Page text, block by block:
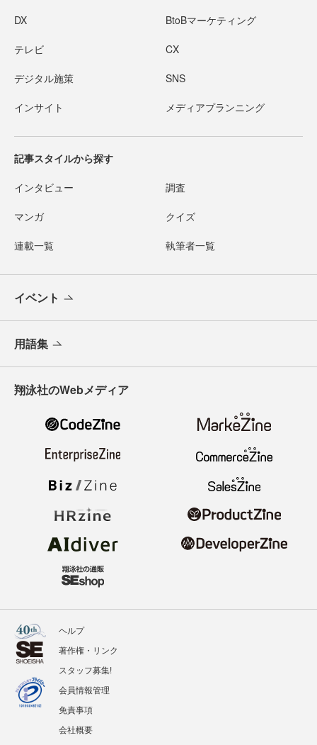
DX BtoBマーケティング
テレビ CX
デジタル施策 SNS
インサイト メディアプランニング
記事スタイルから探す
インタビュー 調査
マンガ クイズ
連載一覧 執筆者一覧
イベント
用語集
翔泳社のWebメディア
ヘルプ
著作権・リンク
スタッフ募集!
会員情報管理
免責事項
会社概要